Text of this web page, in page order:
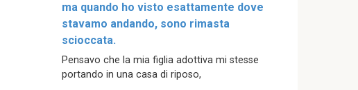
ma quando ho visto esattamente dove
stavamo andando, sono rimasta
scioccata.
Pensavo che la mia figlia adottiva mi stesse
portando in una casa di riposo,